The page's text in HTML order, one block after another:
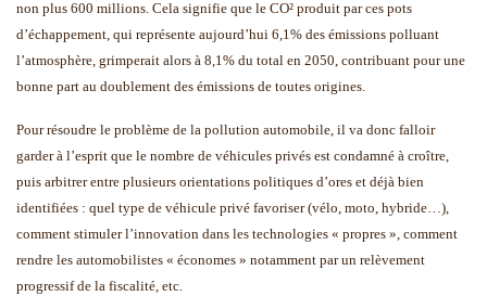
non plus 600 millions. Cela signifie que le CO² produit par ces pots
d’échappement, qui représente aujourd’hui 6,1% des émissions polluant
l’atmosphère, grimperait alors à 8,1% du total en 2050, contribuant pour une
bonne part au doublement des émissions de toutes origines.
Pour résoudre le problème de la pollution automobile, il va donc falloir
garder à l’esprit que le nombre de véhicules privés est condamné à croître,
puis arbitrer entre plusieurs orientations politiques d’ores et déjà bien
identifiées : quel type de véhicule privé favoriser (vélo, moto, hybride…),
comment stimuler l’innovation dans les technologies « propres », comment
rendre les automobilistes « économes » notamment par un relèvement
progressif de la fiscalité, etc.